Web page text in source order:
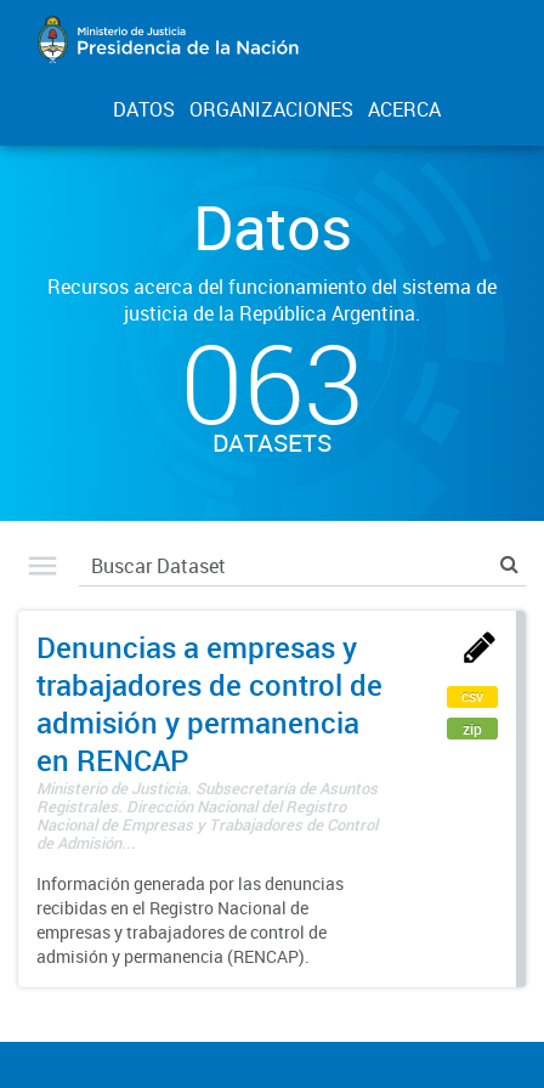
DATOS ORGANIZACIONES ACERCA
Datos
Recursos acerca del funcionamiento del sistema de
justicia de la República Argentina.
063
DATASETS
Denuncias a empresas y
trabajadores de control de
admisión y permanencia
en RENCAP
Ministerio de Justicia. Subsecretaría de Asuntos
Registrales. Dirección Nacional del Registro
Nacional de Empresas y Trabajadores de Control
de Admisión...
Información generada por las denuncias
recibidas en el Registro Nacional de
empresas y trabajadores de control de
admisión y permanencia (RENCAP).
csv
zip